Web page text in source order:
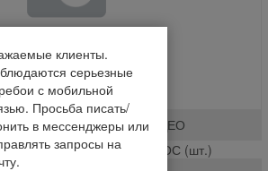
ВИДЕО
32 t-25.4 Цепн. больш АКРОС (шт.)
клиенты.
серьезные
с мобильной
Просьба писать/
в мессенджеры или
запросы на